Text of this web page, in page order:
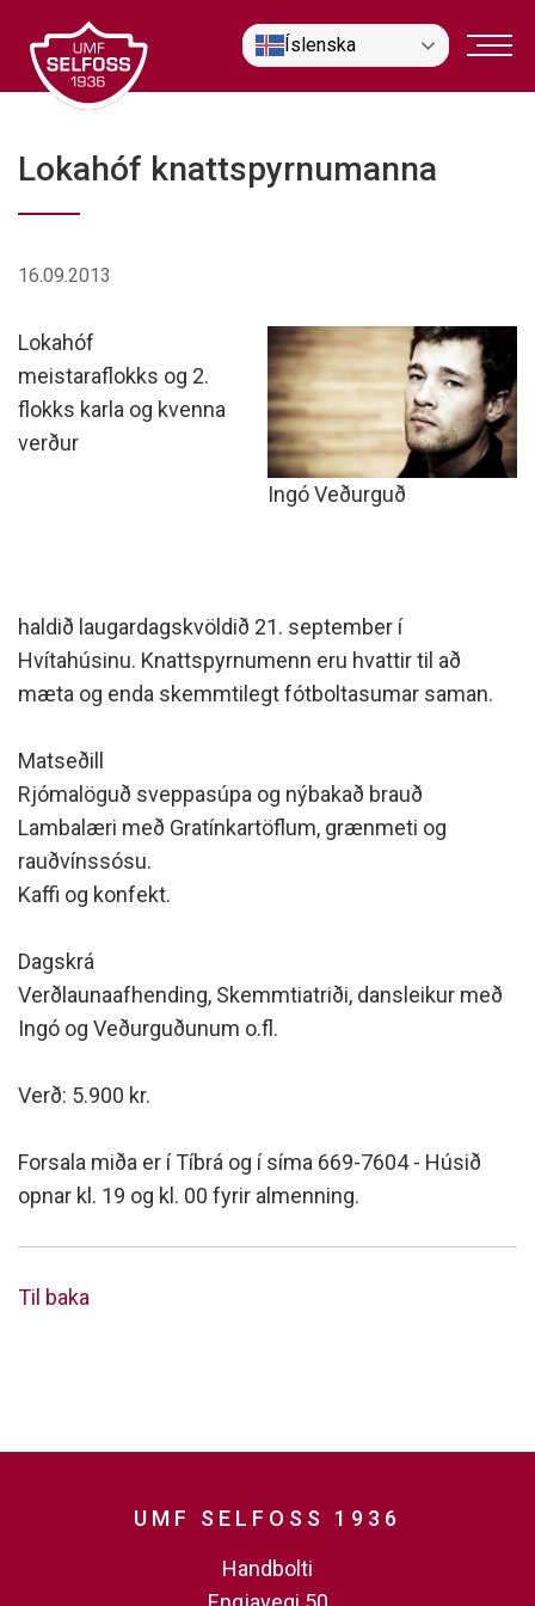
efni
Íslenska
Lokahóf knattspyrnumanna
16.09.2013
Ingó Veðurguð
Lokahóf
meistaraflokks og 2.
flokks karla og kvenna
verður
haldið laugardagskvöldið 21. september í
Hvítahúsinu. Knattspyrnumenn eru hvattir til að
mæta og enda skemmtilegt fótboltasumar saman.
Matseðill
Rjómalöguð sveppasúpa og nýbakað brauð
Lambalæri með Gratínkartöflum, grænmeti og
rauðvínssósu.
Kaffi og konfekt.
Dagskrá
Verðlaunaafhending, Skemmtiatriði, dansleikur með
Ingó og Veðurguðunum o.fl.
Verð: 5.900 kr.
Forsala miða er í Tíbrá og í síma 669-7604 - Húsið
opnar kl. 19 og kl. 00 fyrir almenning.
Til baka
UMF SELFOSS 1936
Handbolti